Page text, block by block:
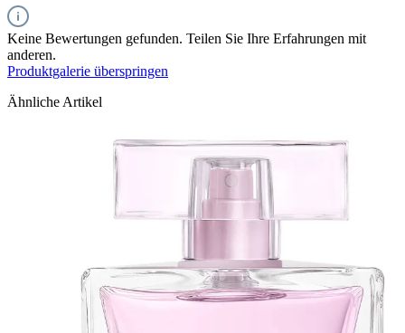
Keine Bewertungen gefunden. Teilen Sie Ihre Erfahrungen mit
anderen.
Produktgalerie überspringen
Ähnliche Artikel